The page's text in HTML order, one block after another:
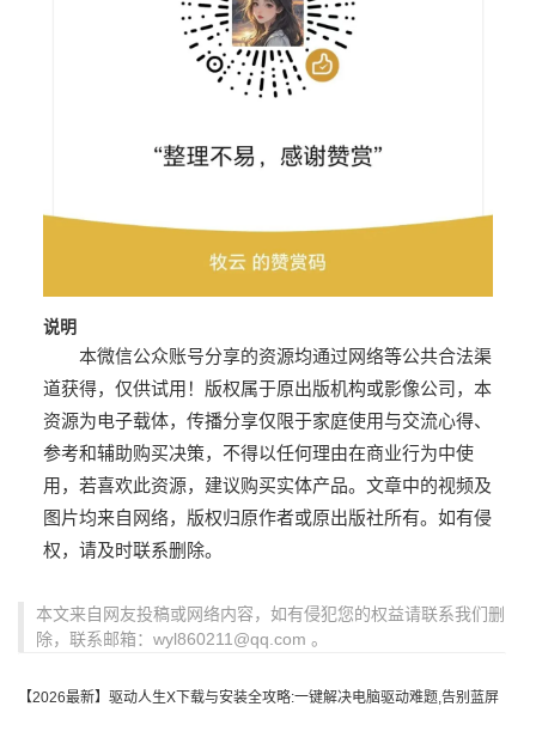
说明
本微信公众账号分享的资源均通过网络等公共合法渠
道获得，仅供试用！版权属于原出版机构或影像公司，本
资源为电子载体，传播分享仅限于家庭使用与交流心得、
参考和辅助购买决策，不得以任何理由在商业行为中使
用，若喜欢此资源，建议购买实体产品。文章中的视频及
图片均来自网络，版权归原作者或原出版社所有。如有侵
权，请及时联系删除。
本文来自网友投稿或网络内容，如有侵犯您的权益请联系我们删
除，联系邮箱：wyl860211@qq.com 。
【2026最新】驱动人生X下载与安装全攻略:一键解决电脑驱动难题,告别蓝屏